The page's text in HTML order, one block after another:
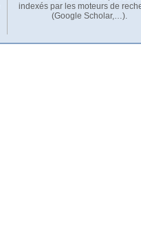
indexés par les moteurs de
(Google Scholar,…).